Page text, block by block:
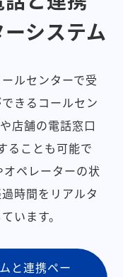
システム
ルセンターで受
きるコールセン
店舗の電話窓口
ることも可能で
ペレーターの状
時間をリアルタ
います。
と連携ペー